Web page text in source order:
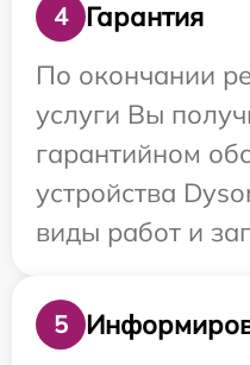
4
Гарантия
По окончании
услуги Вы
гарантийном
устройства
виды работ и
5